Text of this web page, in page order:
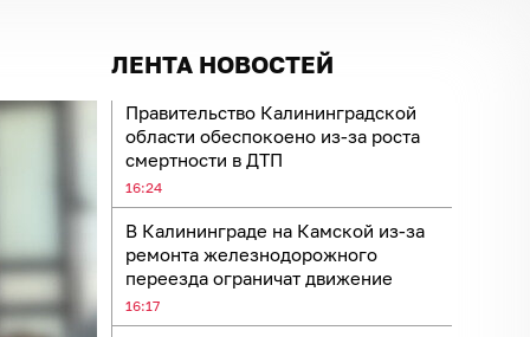
ЛЕНТА НОВОСТЕЙ
Правительство Калининградской
области обеспокоено из-за роста
смертности в ДТП
16:24
В Калининграде на Камской из-за
ремонта железнодорожного
переезда ограничат движение
16:17